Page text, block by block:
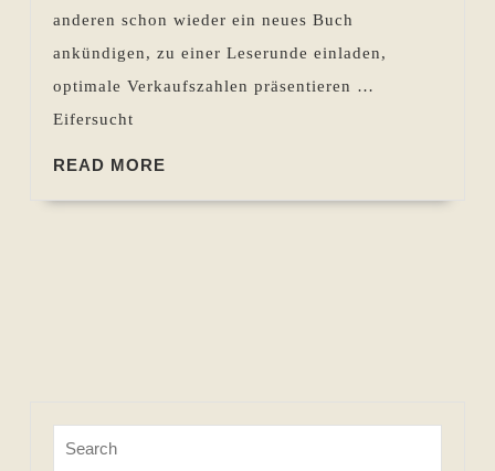
anderen schon wieder ein neues Buch
ankündigen, zu einer Leserunde einladen,
optimale Verkaufszahlen präsentieren …
Eifersucht
READ MORE
for: